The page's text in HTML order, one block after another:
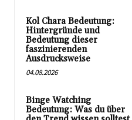
Kol Chara Bedeutung:
Hintergründe und
Bedeutung dieser
faszinierenden
Ausdrucksweise
04.08.2026
Binge Watching
Bedeutung: Was du über